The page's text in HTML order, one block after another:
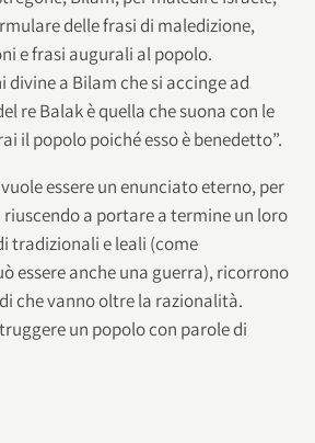
delle frasi di maledizione,
e frasi augurali al popolo.
divine a Bilam che si accinge ad
re Balak è quella che suona con le
il popolo poiché esso è benedetto”.
essere un enunciato eterno, per
a portare a termine un loro
tradizionali e leali (come
essere anche una guerra), ricorrono
che vanno oltre la razionalità.
un popolo con parole di